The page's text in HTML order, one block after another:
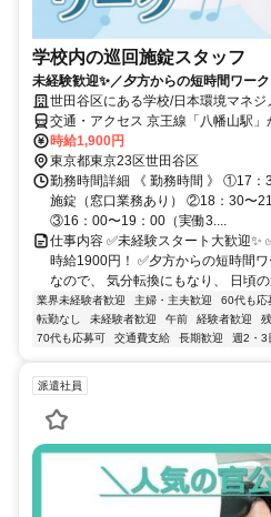
学校内の巡回施錠スタッフ
未経験歓迎✨／夕方からの短時間ワー
世田谷区にある学校/日本環境マネ
ジメント本部
交通・アクセス 京王線「八幡山駅
船橋」から徒歩22分
時給1,900円
東京都東京23区世田谷区
勤務時間詳細 《 勤務時間 》 ①17
施錠（窓口業務あり） ②18：30〜
③16：00〜19：00（実働3....
仕事内容 ✅未経験スタート大歓迎✨
時給1900円！ ✅夕方からの短時間
なので、 気分転換にもなり、 日頃
業界未経験者歓迎 主婦・主夫歓迎 60代も応
転勤なし
未経験者歓迎 午前 経験者歓迎
70代も応募可
交通費支給 長期歓迎 週2・3
派遣社員